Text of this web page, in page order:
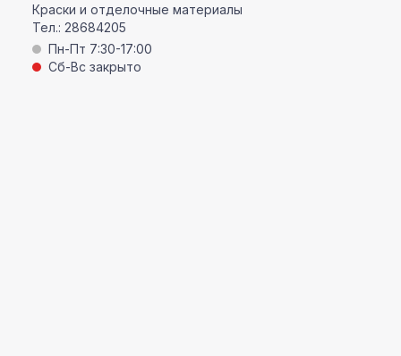
Краски и отделочные материалы
Тел.: 28684205
Пн-Пт 7:30-17:00
Сб-Вс закрыто